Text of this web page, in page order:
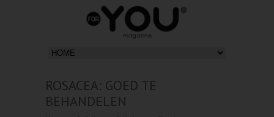
ROSACEA: GOED TE
BEHANDELEN